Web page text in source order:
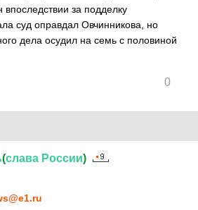
за подделку
суд оправдал Овчинникова, но
дела осудил на семь с половиной
0
(слава России)